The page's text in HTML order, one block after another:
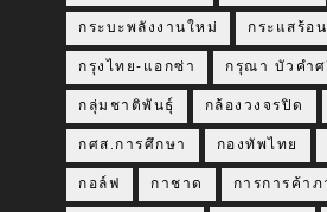
กระบะพลังงานใหม่ กระแสร้อ
กรุงไทย-แอกซ่า กรุณา บัวคำศ
กลุ่มชาติพันธุ์ กล้องวงจรปิด
กศส.การศึกษา กองทัพไทย
กอล์ฟ กาชาด การการค้าภ